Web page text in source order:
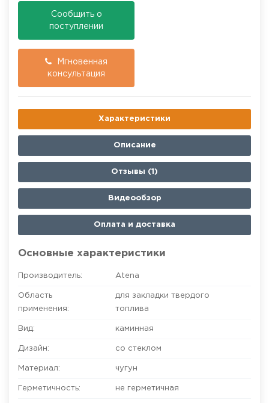
Cообщить о
поступлении
Мгновенная
консультация
Характеристики
Описание
Отзывы (1)
Видеообзор
Оплата и доставка
Основные характеристики
Производитель: Atena
Область
применения:
для закладки твердого
топлива
Вид: каминная
Дизайн: со стеклом
Материал: чугун
Герметичность: не герметичная